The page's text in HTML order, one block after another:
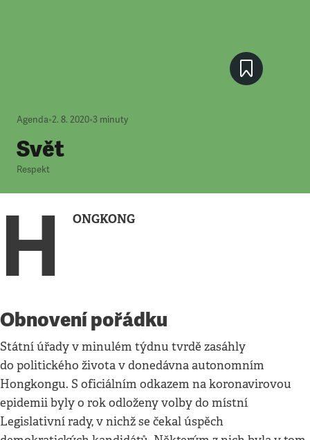
Agenda•2. 8. 2020•3 minuty
Svět
Respekt
H ONGKONG
Obnovení pořádku
Státní úřady v minulém týdnu tvrdě zasáhly
do politického života v donedávna autonomním
Hongkongu. S oficiálním odkazem na koronavirovou
epidemii byly o rok odloženy volby do místní
Legislativní rady, v nichž se čekal úspěch